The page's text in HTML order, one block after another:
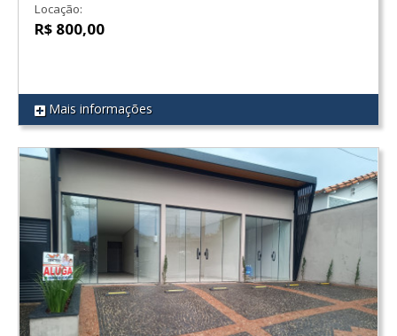
REF 92
Locação:
R$ 800,00
Mais informações